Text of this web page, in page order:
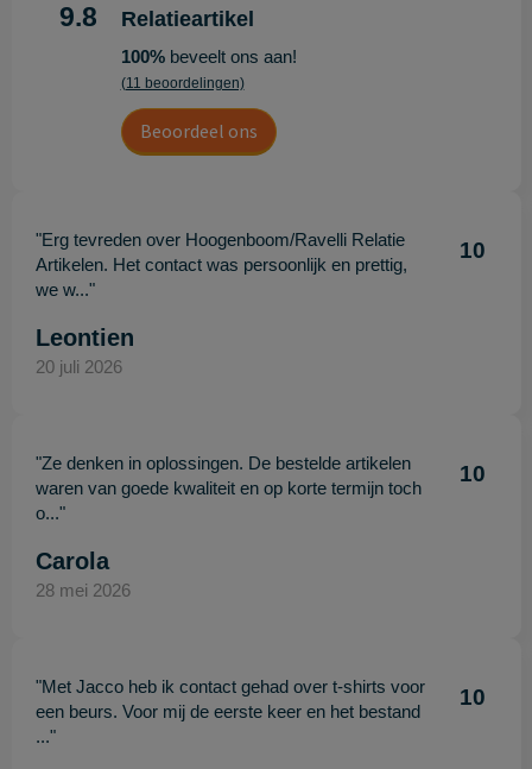
9.8 Relatieartikel
100%beveelt ons aan!
(11 beoordelingen)
Beoordeel ons
"Erg tevreden over Hoogenboom/Ravelli Relatie
Artikelen. Het contact was persoonlijk en prettig,
we w..."
10
Leontien
20 juli 2026
"Ze denken in oplossingen. De bestelde artikelen
waren van goede kwaliteit en op korte termijn toch
o..."
10
Carola
28 mei 2026
"Met Jacco heb ik contact gehad over t-shirts voor
een beurs. Voor mij de eerste keer en het bestand
..."
10